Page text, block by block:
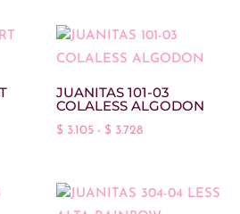
desde
$ 10.489
hasta
$ 12.566
JUANITAS 101-03
COLALESS ALGODON
$3.105 - $3.728Rango
desde